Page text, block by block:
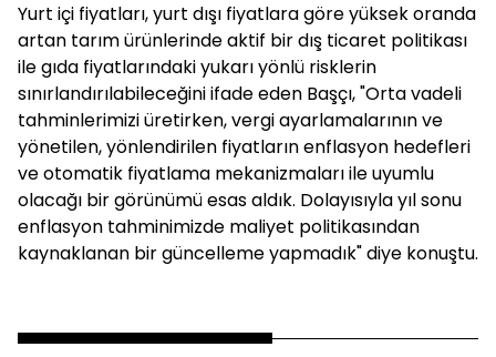
Yurt içi fiyatları, yurt dışı fiyatlara göre yüksek oranda
artan tarım ürünlerinde aktif bir dış ticaret politikası
ile gıda fiyatlarındaki yukarı yönlü risklerin
sınırlandırılabileceğini ifade eden Başçı, "Orta vadeli
tahminlerimizi üretirken, vergi ayarlamalarının ve
yönetilen, yönlendirilen fiyatların enflasyon hedefleri
ve otomatik fiyatlama mekanizmaları ile uyumlu
olacağı bir görünümü esas aldık. Dolayısıyla yıl sonu
enflasyon tahminimizde maliyet politikasından
kaynaklanan bir güncelleme yapmadık" diye konuştu.